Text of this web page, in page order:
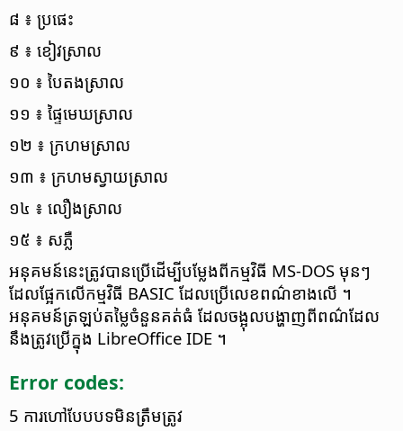
៨ ៖ ប្រផេះ
៩ ៖ ខៀវ​ស្រាល
១០ ៖ បៃតង​ស្រាល
១១ ៖ ផ្ទៃ​មេឃ​ស្រាល
១២ ៖ ក្រហម​ស្រាល
១៣ ៖ ក្រហម​ស្វាយ​ស្រាល
១៤ ៖ លឿង​ស្រាល
១៥ ៖ ស​ភ្លឺ
អនុគមន៍​នេះ​ត្រូវ​បាន​ប្រើ​ដើម្បី​បម្លែង​ពី​កម្មវិធី MS-DOS មុន​ៗ
ដែល​ផ្អែក​លើ​កម្មវិធី BASIC ដែល​ប្រើ​លេខ​ពណ៌​ខាង​លើ ។
អនុគមន៍​ត្រឡប់​តម្លៃ​ចំនួន​គត់​ធំ ដែល​ចង្អុល​បង្ហាញពី​ពណ៌​ដែល​
នឹង​ត្រូវ​ប្រើ​ក្នុង LibreOffice IDE ។
Error codes:
5 ការ​ហៅ​បែបបទ​មិន​ត្រឹមត្រូវ